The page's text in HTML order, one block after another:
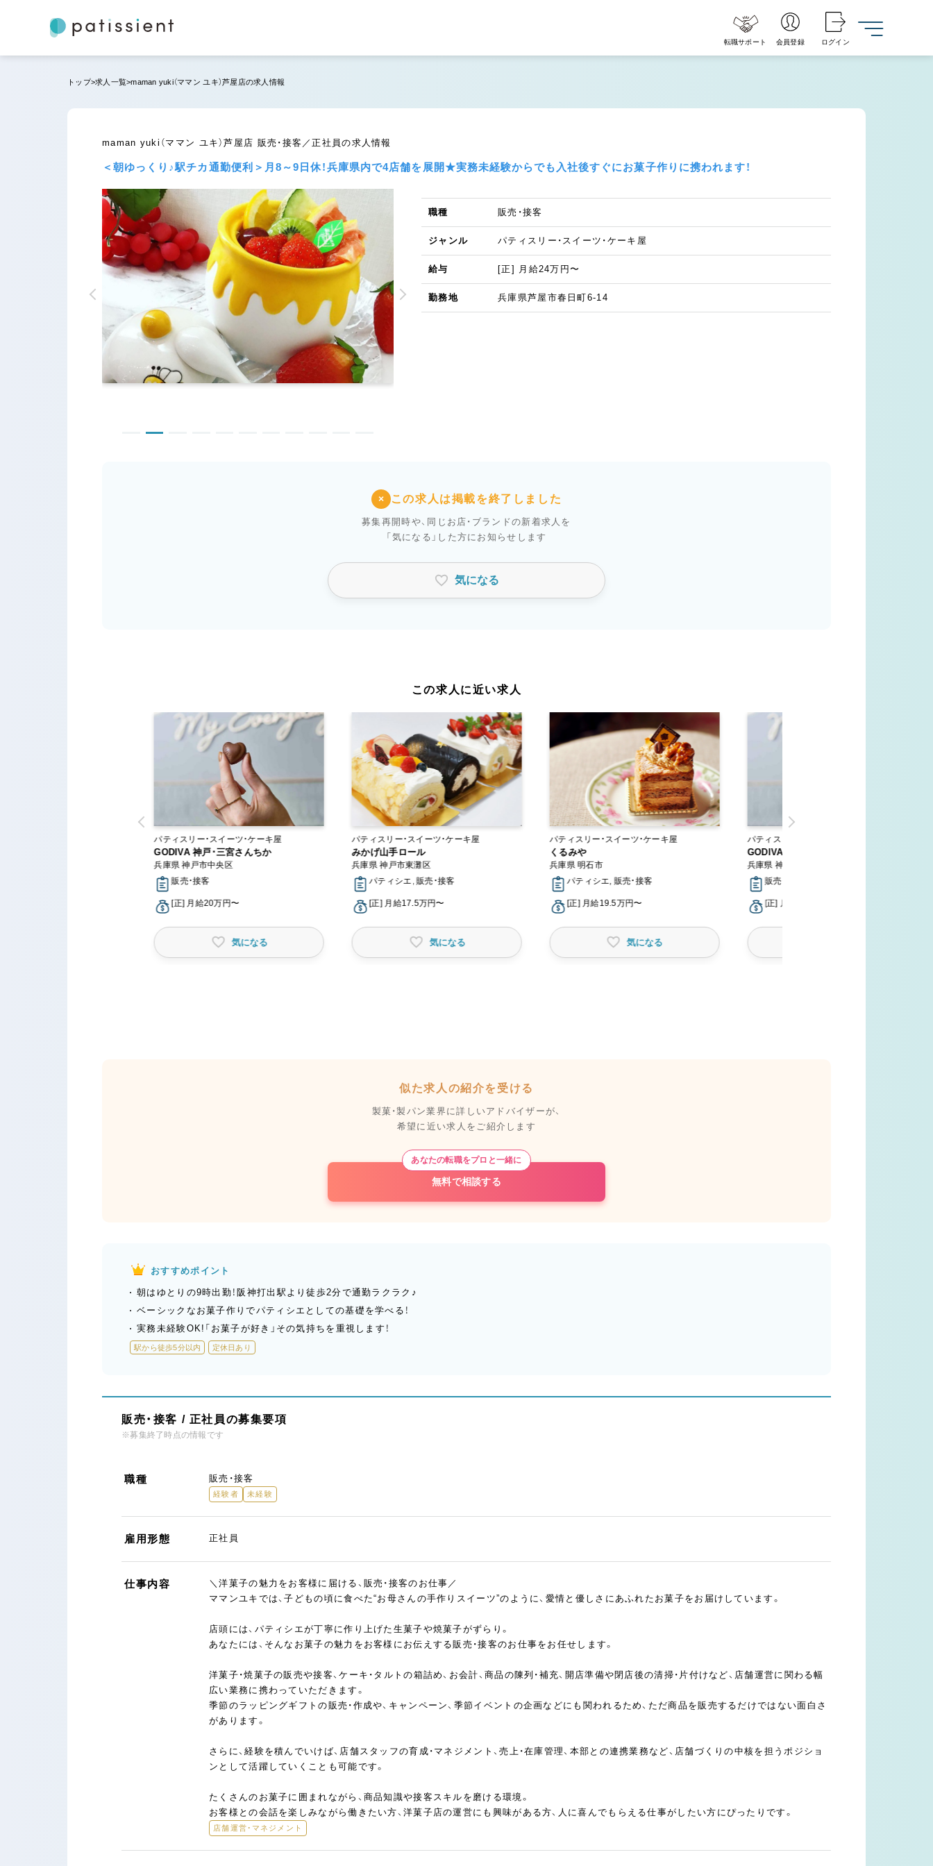
転職サポート 会員登録 ログイン
トップ 求人一覧 maman yuki（ママン ユキ）芦屋店の求人情報
maman yuki（ママン ユキ）芦屋店 販売・接客／正社員の求人情報
＜朝ゆっくり♪駅チカ通勤便利＞月8～9日休！兵庫県内で4店舗を展開★実務未経験からでも入社後すぐにお菓子作りに携われます！
職種 販売・接客
ジャンル パティスリー・スイーツ・ケーキ屋
給与 [正] 月給24万円〜
勤務地 兵庫県芦屋市春日町6-14
× この求人は掲載を終了しました
募集再開時や、同じお店・ブランドの新着求人を
「気になる」した方にお知らせします
気になる
この求人に近い求人
パティスリー・スイーツ・ケーキ屋
GODIVA 神戸･三宮さんちか
兵庫県 神戸市中央区
販売・接客
[正] 月給20万円〜
気になる
パティスリー・スイーツ・ケーキ屋
みかげ山手ロール
兵庫県 神戸市東灘区
パティシエ, 販売・接客
[正] 月給17.5万円〜
気になる
パティスリー・スイーツ・ケーキ屋
くるみや
兵庫県 明石市
パティシエ, 販売・接客
[正] 月給19.5万円〜
気になる
パティスリー・スイーツ・ケーキ屋
GODIVA 神戸ハーバーランドumie
兵庫県 神戸市中央区
販売・接客
[正] 月給20万円〜
似た求人の紹介を受ける
製菓・製パン業界に詳しいアドバイザーが、
希望に近い求人をご紹介します
あなたの転職をプロと一緒に
無料で相談する
おすすめポイント
朝はゆとりの9時出勤！阪神打出駅より徒歩2分で通勤ラクラク♪
ベーシックなお菓子作りでパティシエとしての基礎を学べる！
実務未経験OK!「お菓子が好き」その気持ちを重視します！
駅から徒歩5分以内 定休日あり
販売・接客 / 正社員の募集要項
※募集終了時点の情報です
職種 販売・接客
経験者 未経験
雇用形態 正社員
仕事内容
＼洋菓子の魅力をお客様に届ける、販売・接客のお仕事／
ママンユキでは、子どもの頃に食べた“お母さんの手作りスイーツ”のように、愛情と優しさにあふれたお菓子をお届けしています。
店頭には、パティシエが丁寧に作り上げた生菓子や焼菓子がずらり。
あなたには、そんなお菓子の魅力をお客様にお伝えする販売・接客のお仕事をお任せします。
洋菓子・焼菓子の販売や接客、ケーキ・タルトの箱詰め、お会計、商品の陳列・補充、開店準備や閉店後の清掃・片付けなど、店舗運営に関わる幅
広い業務に携わっていただきます。
季節のラッピングギフトの販売・作成や、キャンペーン、季節イベントの企画などにも関われるため、ただ商品を販売するだけではない面白さ
があります。
さらに、経験を積んでいけば、店舗スタッフの育成・マネジメント、売上・在庫管理、本部との連携業務など、店舗づくりの中核を担うポジショ
ンとして活躍していくことも可能です。
たくさんのお菓子に囲まれながら、商品知識や接客スキルを磨ける環境。
お客様との会話を楽しみながら働きたい方、洋菓子店の運営にも興味がある方、人に喜んでもらえる仕事がしたい方にぴったりです。
店舗運営・マネジメント